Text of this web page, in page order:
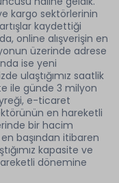
kargo sektörlerinin
kaydettiği
online alışverişin en
üzerinde adrese
ise yeni
ulaştığımız saatlik
ile günde 3 milyon
e-ticaret
en hareketli
bir hacim
en başından itibaren
kapasite ve
dönemine